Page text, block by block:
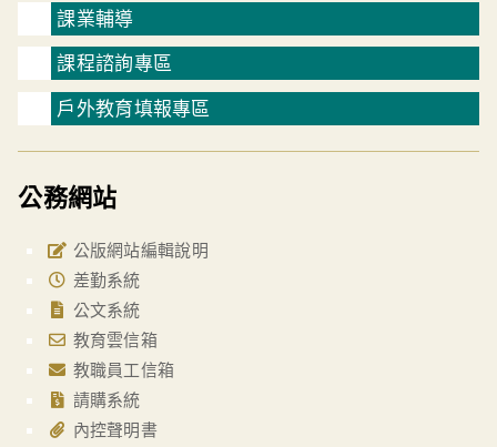
課業輔導
課程諮詢專區
戶外教育填報專區
公務網站
公版網站編輯說明
差勤系統
公文系統
教育雲信箱
教職員工信箱
請購系統
內控聲明書